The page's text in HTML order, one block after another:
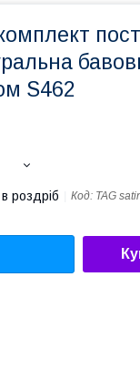
S462
роздріб Код: TAG